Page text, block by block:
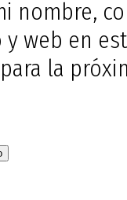
nombre,
web en
la